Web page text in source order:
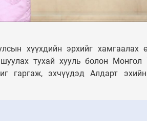
хүүхдийн эрхийг хамгаалах
тухай хууль болон Монгол
гаргаж, эхчүүдэд Алдарт
хуучин
дахин
ашиглалтад
УЛС ТӨР
дүүрэгт
тусгай бүс